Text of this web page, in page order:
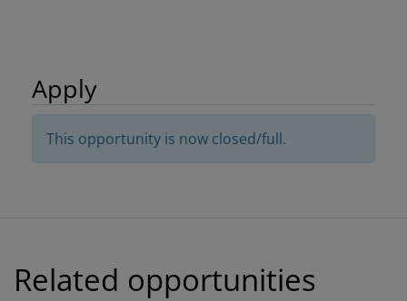
Apply
This opportunity is now closed/full.
Related opportunities